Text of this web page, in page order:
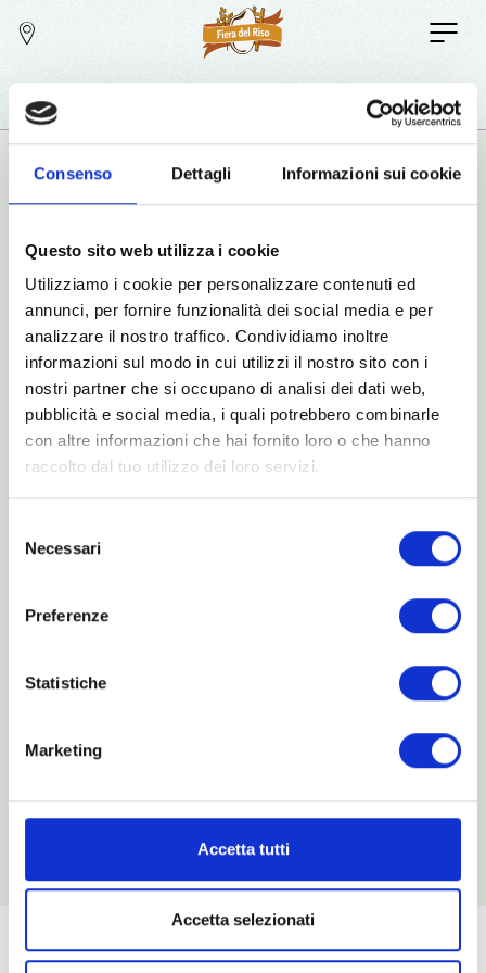
Consenso Dettagli Informazioni sui cookie
Questo sito web utilizza i cookie
Utilizziamo i cookie per personalizzare contenuti ed
annunci, per fornire funzionalità dei social media e per
analizzare il nostro traffico. Condividiamo inoltre
informazioni sul modo in cui utilizzi il nostro sito con i
nostri partner che si occupano di analisi dei dati web,
pubblicità e social media, i quali potrebbero combinarle
con altre informazioni che hai fornito loro o che hanno
raccolto dal tuo utilizzo dei loro servizi.
delNecessari
Preferenze
Statistiche
Marketing
Accetta tutti
Accetta selezionati
In collaborazione con: